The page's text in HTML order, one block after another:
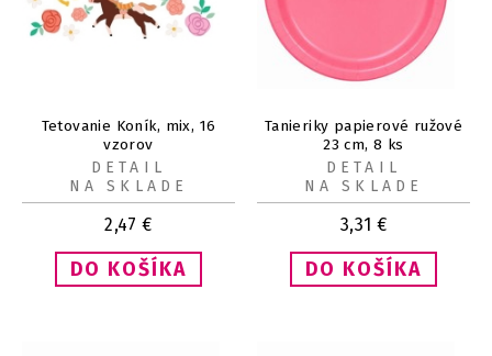
Tetovanie Koník, mix, 16
vzorov
2,47 €
DETAIL
NA SKLADE
Tanieriky papierové ružové
23 cm, 8 ks
3,31 €
DETAIL
NA SKLADE